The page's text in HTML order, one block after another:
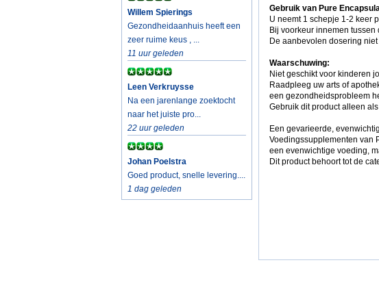
Willem Spierings
Gezondheidaanhuis heeft een
zeer ruime keus , ...
11 uur geleden
Leen Verkruysse
Na een jarenlange zoektocht
naar het juiste pro...
22 uur geleden
Johan Poelstra
Goed product, snelle levering....
1 dag geleden
Gebruik van Pure
U neemt 1 schepje 1-2 keer
Bij voorkeur innemen
De aanbevolen dosering
Waarschuwing:
Niet geschikt voor kinderen
Raadpleeg uw arts of
een gezondheidsprobleem
Gebruik dit product alleen
Een gevarieerde,
Voedingssupplementen van
een evenwichtige voeding,
Dit product behoort tot de